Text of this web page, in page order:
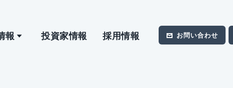
報 投資家情報 採用情報 お問い合わせ